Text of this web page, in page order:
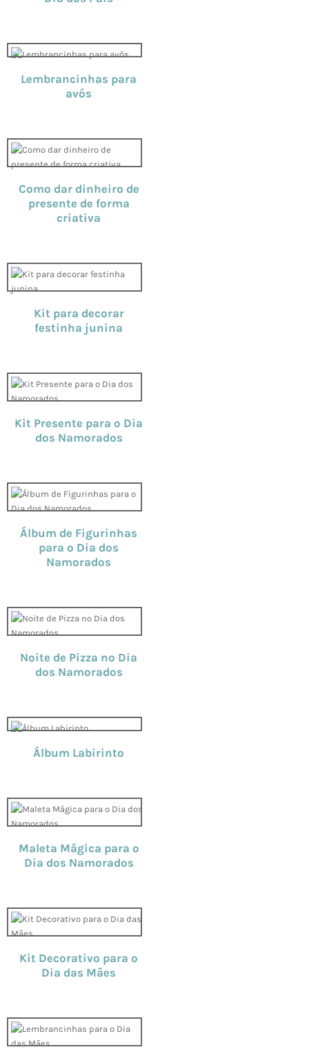
Lembrancinhas para
avós
Como dar dinheiro de
presente de forma
criativa
Kit para decorar
festinha junina
Kit Presente para o Dia
dos Namorados
Álbum de Figurinhas
para o Dia dos
Namorados
Noite de Pizza no Dia
dos Namorados
Álbum Labirinto
Maleta Mágica para o
Dia dos Namorados
Kit Decorativo para o
Dia das Mães